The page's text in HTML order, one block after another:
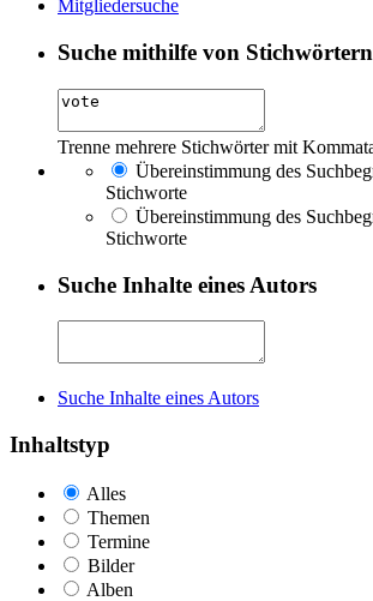
Mitgliedersuche
Suche mithilfe von Stichwörtern
Trenne mehrere Stichwörter mit
Übereinstimmung des
Stichworte
Übereinstimmung des
Stichworte
Suche Inhalte eines Autors
Suche Inhalte eines Autors
Inhaltstyp
Alles
Themen
Termine
Bilder
Alben